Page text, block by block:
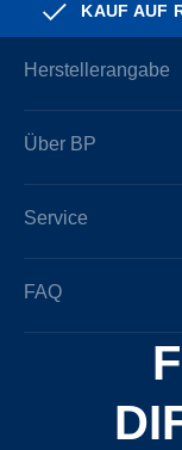
KAUF AUF
Herstellerangabe
Über BP
Service
FAQ